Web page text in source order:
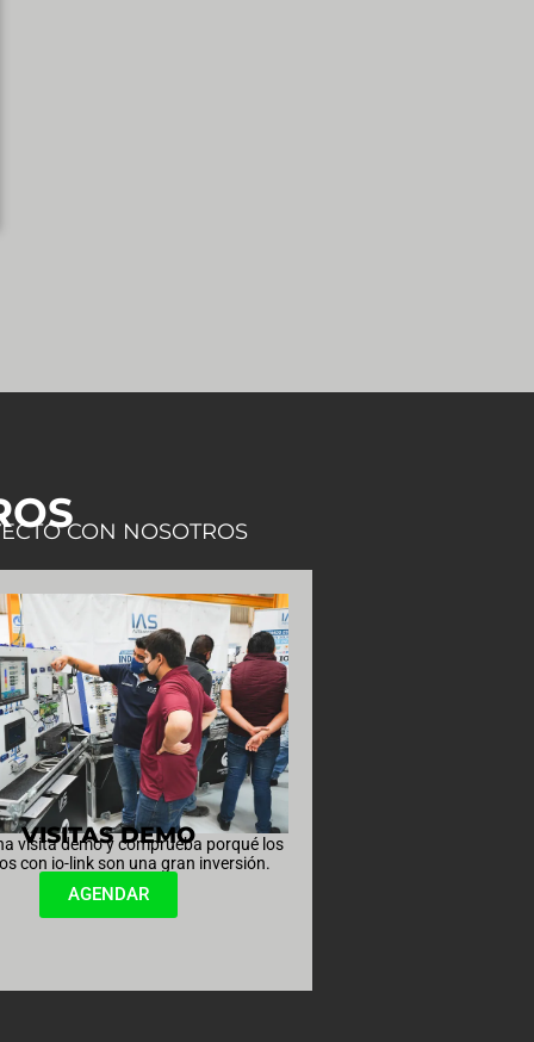
CON NOSOTROS
VISITAS DEMO
visita demo y comprueba porqué los
con io-link son una gran inversión.
AGENDAR